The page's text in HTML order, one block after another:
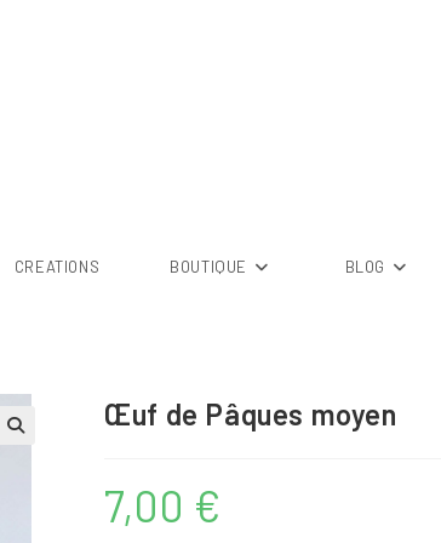
CREATIONS BOUTIQUE BLOG
Œuf de Pâques moyen
7,00 €